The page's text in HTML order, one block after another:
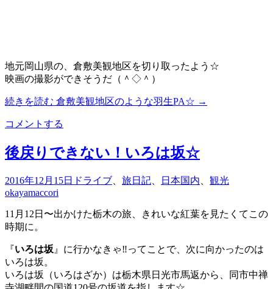
地元岡山県の、倉敷美観地区を切り取ったよう☆
映画の撮影ができそうだ（＾◇＾）
続きを読む 倉敷美観地区のような羽生PA☆ →
コメントする
後戻りできない！いろは坂☆
2016年12月15日 ドライブ 旅日記 日本国内
観光
okayamaccori
11月12日〜出かけた栃木の旅、きれいな紅葉を見たくてこの
時期に。
『いろは坂 』に行かなきゃ‼︎ってことで、次に向かったのは
いろは坂。
いろは坂（いろはざか）は栃木県日光市馬返から、同市中禅